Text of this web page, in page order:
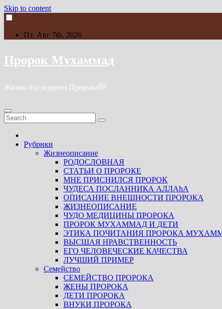
Skip to content
Пт. Авг 7th, 2026
Пророк Мухаммад
Жизнь последнего Пророкаﷺ
Рубрики
Жизнеописание
РОДОСЛОВНАЯ
СТАТЬИ О ПРОРОКЕ
МНЕ ПРИСНИЛСЯ ПРОРОК
ЧУДЕСА ПОСЛАННИКА АЛЛАhА
ОПИСАНИЕ ВНЕШНОСТИ ПРОРОКА
ЖИЗНЕОПИСАНИЕ
ЧУДО МЕДИЦИНЫ ПРОРОКА
ПРОРОК МУХАММАД И ДЕТИ
ЭТИКА ПОЧИТАНИЯ ПРОРОКА
ВЫСШАЯ НРАВСТВЕННОСТЬ
ЕГО ЧЕЛОВЕЧЕСКИЕ КАЧЕСТВА
ЛУЧШИЙ ПРИМЕР
Семейство
СЕМЕЙСТВО ПРОРОКА
ЖЕНЫ ПРОРОКА
ДЕТИ ПРОРОКА
ВНУКИ ПРОРОКА